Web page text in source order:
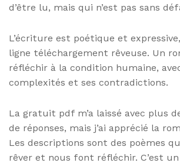
d’être lu, mais qui n’est pas sans
L’écriture est poétique et
ligne téléchargement rêveuse. Un
réfléchir à la condition humaine,
complexités et ses contradictions.
La gratuit pdf m’a laissé avec plus
de réponses, mais j’ai apprécié la
Les descriptions sont des poèmes
rêver et nous font réfléchir. C’est